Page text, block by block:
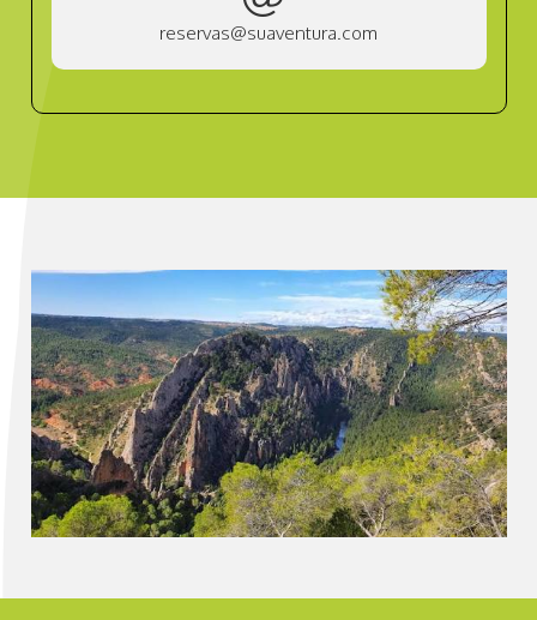
reservas@suaventura.com